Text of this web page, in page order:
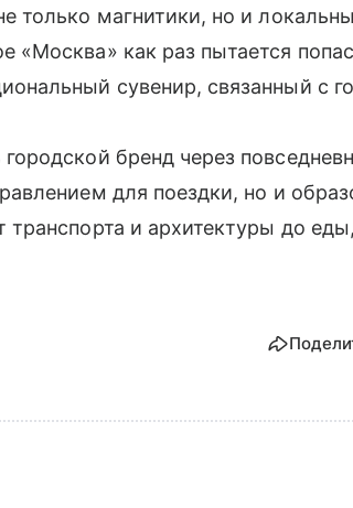
только магнитики, но и
«Москва» как раз пытается
сувенир, связанный с
бренд через
для поездки, но и
и архитектуры до